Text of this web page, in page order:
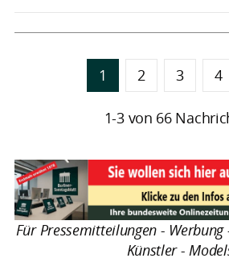
1 2 3 4
1-3 von 66
Für Pressemitteilungen -
Künstler -